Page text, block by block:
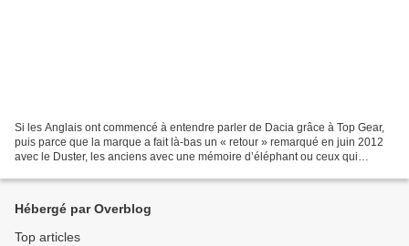
Si les Anglais ont commencé à entendre parler de Dacia grâce à Top Gear,
puis parce que la marque a fait là-bas un « retour » remarqué en juin 2012
avec le Duster, les anciens avec une mémoire d’éléphant ou ceux qui
Hébergé par Overblog
Top articles